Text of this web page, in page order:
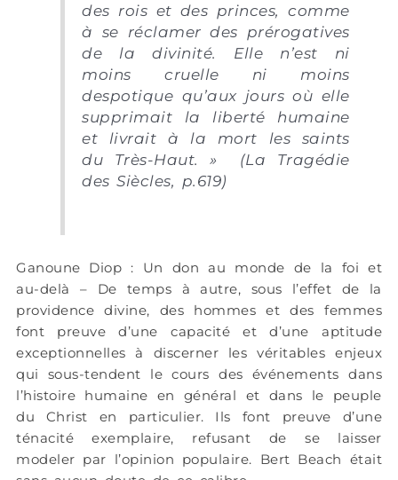
des rois et des princes, comme
à se réclamer des prérogatives
de la divinité. Elle n’est ni
moins cruelle ni moins
despotique qu’aux jours où elle
supprimait la liberté humaine
et livrait à la mort les saints
du Très-Haut. » (La Tragédie
des Siècles, p.619)
Ganoune Diop : Un don au monde de la foi et
au-delà – De temps à autre, sous l’effet de la
providence divine, des hommes et des femmes
font preuve d’une capacité et d’une aptitude
exceptionnelles à discerner les véritables enjeux
qui sous-tendent le cours des événements dans
l’histoire humaine en général et dans le peuple
du Christ en particulier. Ils font preuve d’une
ténacité exemplaire, refusant de se laisser
modeler par l’opinion populaire. Bert Beach était